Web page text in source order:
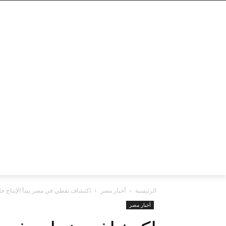
الرئيسية أخبار مصر اكتشاف نفطي في مصر يبدأ الإنتاج
أخبار مصر